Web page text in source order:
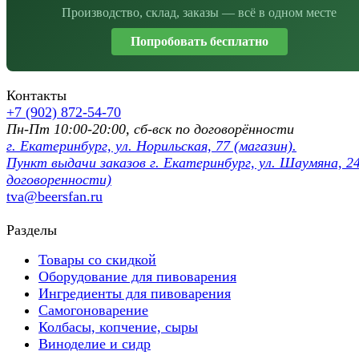
Производство, склад, заказы — всё в одном месте
Попробовать бесплатно
Контакты
+7 (902) 872-54-70
Пн-Пт 10:00-20:00, сб-вск по договорённости
г. Екатеринбург, ул. Норильская, 77 (магазин).
Пункт выдачи заказов г. Екатеринбург, ул. Шаумяна,
договоренности)
tva@beersfan.ru
Разделы
Товары со скидкой
Оборудование для пивоварения
Ингредиенты для пивоварения
Самогоноварение
Колбасы, копчение, сыры
Виноделие и сидр